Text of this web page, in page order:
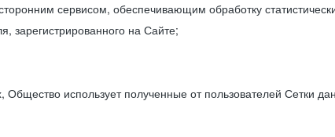
сервисом, обеспечивающим обработку
зарегистрированного на Сайте;
использует полученные от пользователей Сетки